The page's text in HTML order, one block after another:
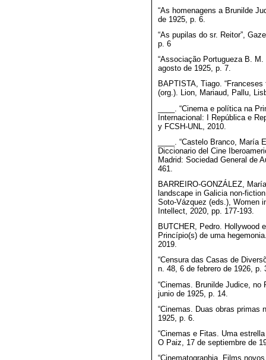
“As homenagens a Brunilde
de 1925, p. 6.
“As pupilas do sr. Reitor”,
p. 6
“Associação Portugueza B.
agosto de 1925, p. 7.
BAPTISTA, Tiago.
(org.). Lion, Mariaud, Pallu,
____. “Cinema e política na
Internacional: I República e
y FCSH-UNL, 2010.
____. “Castelo Branco, María
Diccionario del Cine
Madrid: Sociedad General de
461.
BARREIRO-GONZÁLEZ,
landscape in Galicia non-
Soto-Vázquez (eds.), Women
Intellect, 2020, pp. 177-193.
BUTCHER, Pedro. Hollywood
Princípio(s) de uma
2019.
“Censura das Casas de
n. 48, 6 de febrero de 1926, p.
“Cinemas. Brunilde Judice, no
junio de 1925, p. 14.
“Cinemas. Duas obras primas
1925, p. 6.
“Cinemas e Fitas. Uma
O Paiz, 17 de septiembre de
“Cinematographia. Films